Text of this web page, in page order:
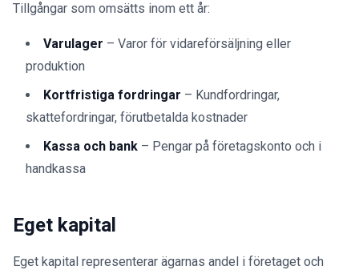
Tillgångar som omsätts inom ett år:
Varulager – Varor för vidareförsäljning eller
produktion
Kortfristiga fordringar – Kundfordringar,
skattefordringar, förutbetalda kostnader
Kassa och bank – Pengar på företagskonto och i
handkassa
Eget kapital
Eget kapital representerar ägarnas andel i företaget och